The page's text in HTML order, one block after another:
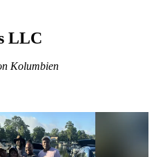
LLC
Kolumbien